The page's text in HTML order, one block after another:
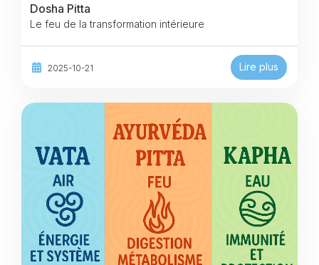
Dosha Pitta
Le feu de la transformation intérieure
2025-10-21 Lire plus